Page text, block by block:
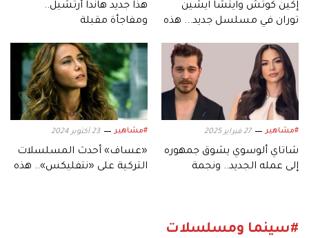
إكين كوتش وآيتشا آيشين
توران في مسلسل جديد... هذه
هذا جديد هاندا أرتشيل..
ومفاجأة مقبلة
#مشاهير 27 فبراير 2025
شاتاي ألوسوي يشوق جمهوره
إلى عمله الجديد.. ونجمة
#مشاهير 23 أكتوبر 2024
«عساف» أحدث المسلسلات
التركية على «نتفليكس».. هذه
#سينما ومسلسلات